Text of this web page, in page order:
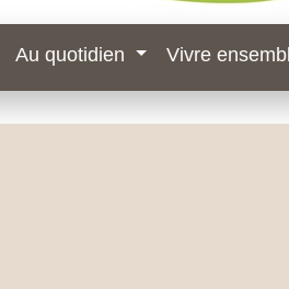
Au quotidien Vivre